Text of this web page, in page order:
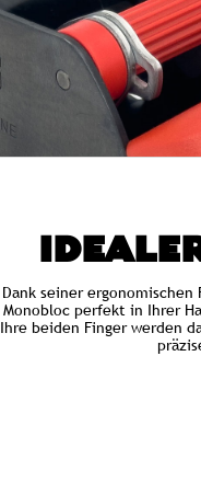
Dank seiner
Monobloc perfekt in Ihrer
Ihre beiden Finger werden